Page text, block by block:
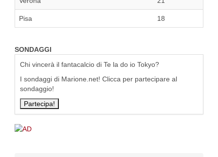
Pisa 18
SONDAGGI
Chi vincerà il fantacalcio di Te la do io Tokyo?
I sondaggi di Marione.net! Clicca per partecipare al
sondaggio!